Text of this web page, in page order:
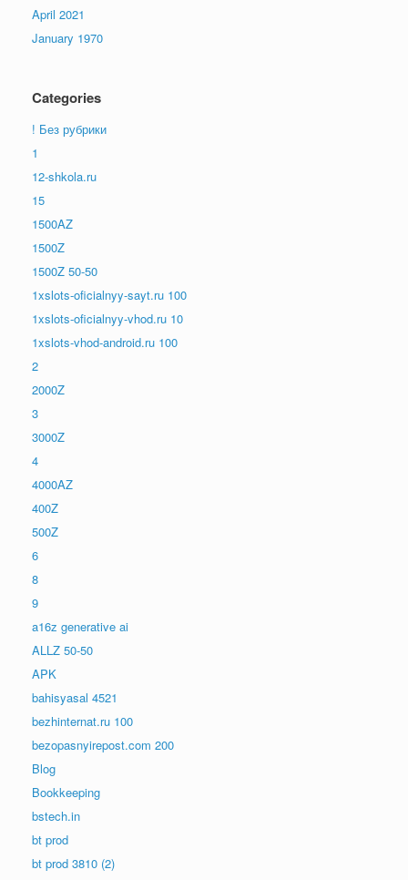
April 2021
January 1970
Categories
! Без рубрики
1
12-shkola.ru
15
1500AZ
1500Z
1500Z 50-50
1xslots-oficialnyy-sayt.ru 100
1xslots-oficialnyy-vhod.ru 10
1xslots-vhod-android.ru 100
2
2000Z
3
3000Z
4
4000AZ
400Z
500Z
6
8
9
a16z generative ai
ALLZ 50-50
APK
bahisyasal 4521
bezhinternat.ru 100
bezopasnyirepost.com 200
Blog
Bookkeeping
bstech.in
bt prod
bt prod 3810 (2)